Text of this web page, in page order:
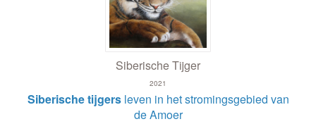
Siberische Tijger
2021
Siberische tijgersleven in het stromingsgebied van
de Amoer